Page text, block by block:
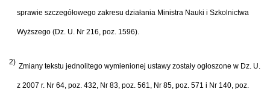
sprawie szczegółowego zakresu działania Ministra Nauki i Szkolnictwa
Wyższego (Dz. U. Nr 216, poz. 1596).
2) Zmiany tekstu jednolitego wymienionej ustawy zostały ogłoszone w Dz. U.
z 2007 r. Nr 64, poz. 432, Nr 83, poz. 561, Nr 85, poz. 571 i Nr 140, poz.